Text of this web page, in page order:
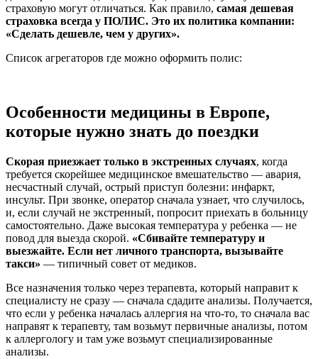
страховую могут отличаться. Как правило, самая дешевая
страховка всегда у ПОЛИС. Это их политика компании:
«Сделать дешевле, чем у других».
Список агрегаторов где можно оформить полис:
Особенности медицины в Европе,
которые нужно знать до поездки
Скорая приезжает только в экстренных случаях, когда
требуется скорейшее медицинское вмешательство — авария,
несчастный случай, острый приступ болезни: инфаркт,
инсульт. При звонке, оператор сначала узнает, что случилось,
и, если случай не экстренный, попросит приехать в больницу
самостоятельно. Даже высокая температура у ребенка — не
повод для выезда скорой. «Сбивайте температуру и
выезжайте. Если нет личного транспорта, вызывайте
такси» — типичный совет от медиков.
Все назначения только через терапевта, который направит к
специалисту не сразу — сначала сдадите анализы. Получается,
что если у ребенка началась аллергия на что-то, то сначала вас
направят к терапевту, там возьмут первичные анализы, потом
к аллергологу и там уже возьмут специализированные
анализы.